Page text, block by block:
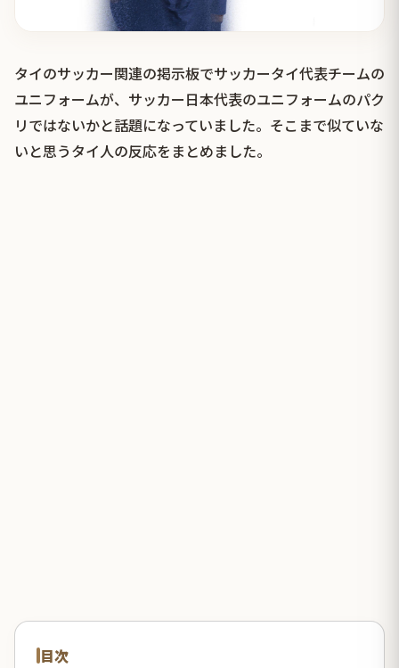
タイのサッカー関連の掲示板でサッカータイ代表チームの
ユニフォームが、サッカー日本代表のユニフォームのパク
リではないかと話題になっていました。そこまで似ていな
いと思うタイ人の反応をまとめました。
目次